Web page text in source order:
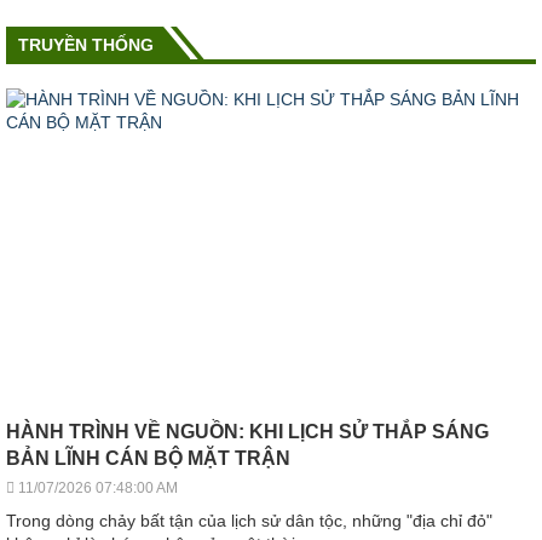
TRUYỀN THỐNG
HÀNH TRÌNH VỀ NGUỒN: KHI LỊCH SỬ THẮP SÁNG
BẢN LĨNH CÁN BỘ MẶT TRẬN
11/07/2026 07:48:00 AM
Trong dòng chảy bất tận của lịch sử dân tộc, những "địa chỉ đỏ"